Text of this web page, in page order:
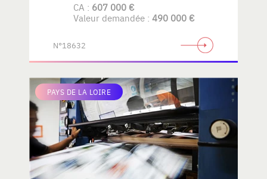
CA : 607 000 €
Valeur demandée : 490 000 €
N°18632
PAYS DE LA LOIRE